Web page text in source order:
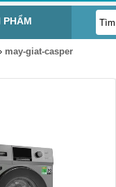
PHẨM
may-giat-casper